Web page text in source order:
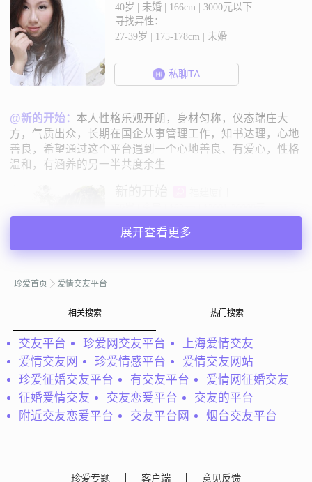
40岁 | 未婚 | 166cm | 3000元以下
寻找异性：
27-39岁 | 175-178cm | 未婚
私聊TA
@新的开始： 本人性格乐观开朗，身材匀称，仪态端庄大
方，气质出众，长期在国企从事管理工作，知书达理，心地
善良，希望通过这个平台遇到一个心地善良、有爱心，性格
温和，有涵养的另一半共度余生
48-57岁 | 168-180cm | 丧偶
在我认为爱情是需要缘分的，缘分来了挡也挡不
住。不是你的，想也想不到。也许有点相信命吧！！！自我
认为自己是一个性格开朗、善良的女孩。对爱情专一，令缺
勿濫理想的伴侣：有上进心、稳重、细...
wind
广东深圳
42岁 | 未婚 | 160cm | 8001-12000元
寻找异性：
私聊TA
展开查看更多
珍爱首页 爱情交友平台
相关搜索 热门搜索
交友平台 珍爱网交友平台
上海爱情交友
爱情交友网
珍爱情感平台
爱情交友网站
珍爱征婚交友平台
有交友平台
爱情网征婚交友
征婚爱情交友
交友恋爱平台
交友的平台
附近交友恋爱平台
交友平台网 烟台交友平台
珍爱专题 客户端 意见反馈